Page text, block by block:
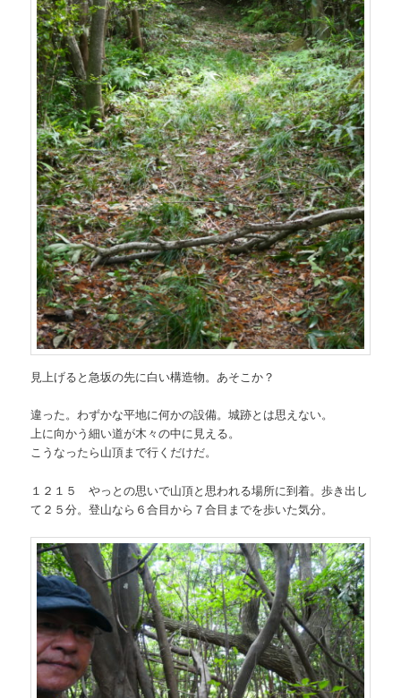
見上げると急坂の先に白い構造物。あそこか？
違った。わずかな平地に何かの設備。城跡とは思えない。
上に向かう細い道が木々の中に見える。
こうなったら山頂まで行くだけだ。
１２１５ やっとの思いで山頂と思われる場所に到着。歩き出し
て２５分。登山なら６合目から７合目までを歩いた気分。